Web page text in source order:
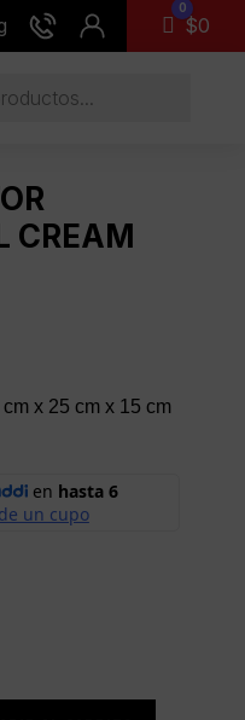
Carro
0
$0
CREAM
x 25 cm x 15 cm